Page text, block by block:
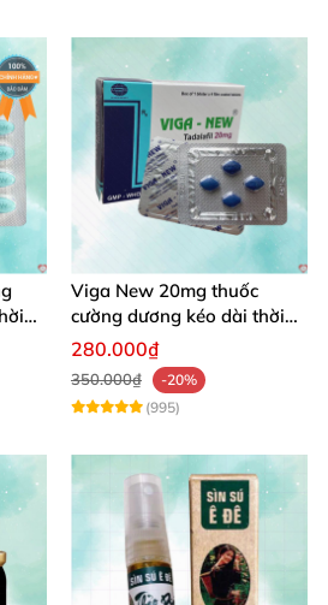
Viga New 20mg thuốc
cường dương kéo dài thời
gian chống xuất tinh
280.000₫
350.000₫
-20%
(995)